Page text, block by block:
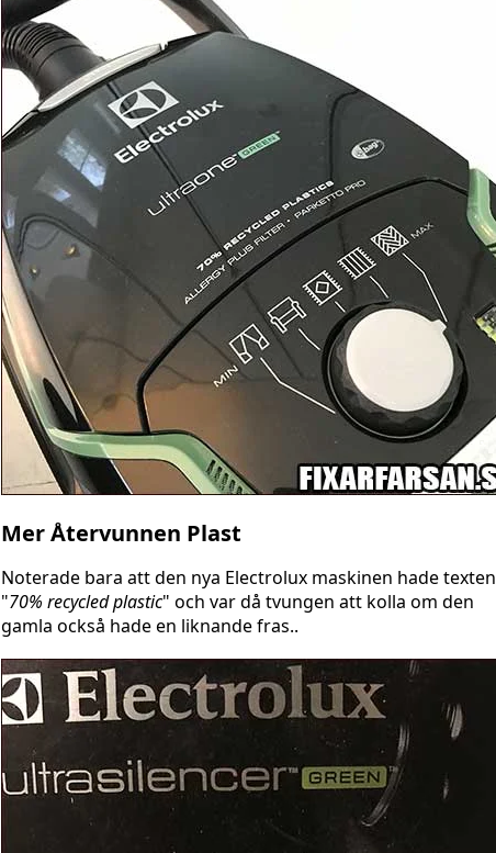
Mer Återvunnen Plast
Noterade bara att den nya Electrolux maskinen hade texten
"70% recycled plastic" och var då tvungen att kolla om den
gamla också hade en liknande fras..